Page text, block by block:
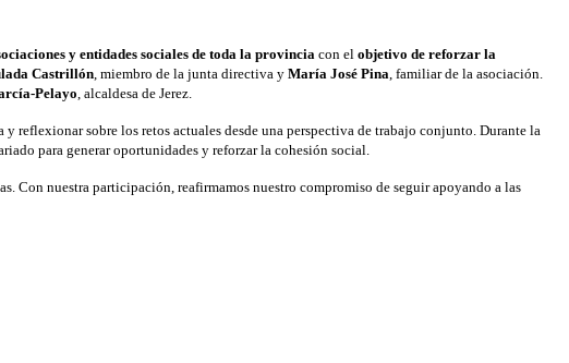
y entidades sociales de toda la provincia con el objetivo de reforzar la
Castrillón , miembro de la junta directiva y María José Pina , familiar de la asociación.
Pelayo , alcaldesa de Jerez.
reflexionar sobre los retos actuales desde una perspectiva de trabajo conjunto. Durante la
para generar oportunidades y reforzar la cohesión social.
Con nuestra participación, reafirmamos nuestro compromiso de seguir apoyando a las